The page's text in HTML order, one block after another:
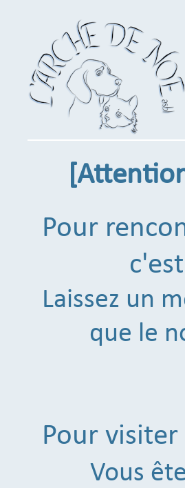
Pour
c'est
Laissez un
que le
Pour
Vous